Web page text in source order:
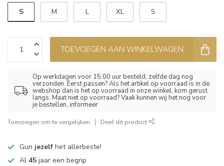
S M L XL S
TOEVOEGEN AAN WINKELWAGEN
Op werkdagen voor 15:00 uur besteld, zelfde dag nog
verzonden. Eerst passen? Als het artikel op voorraad is in de
webshop dan is het op voorraad in onze winkel, kom gerust
langs. Maat niet op voorraad? Vaak kunnen wij het nog voor
je bestellen, informeer
Toevoegen om te vergelijken Deel dit product
Gun jezelf het allerbeste!
Al 45 jaar een begrip